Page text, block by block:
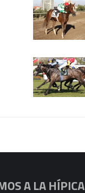
A LA HÍPICA